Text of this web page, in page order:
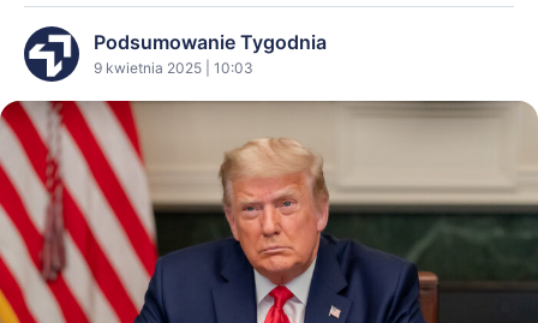
Podsumowanie Tygodnia
9 kwietnia 2025 | 10:03